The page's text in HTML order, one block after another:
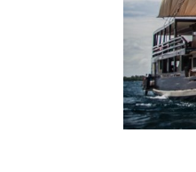
Pour